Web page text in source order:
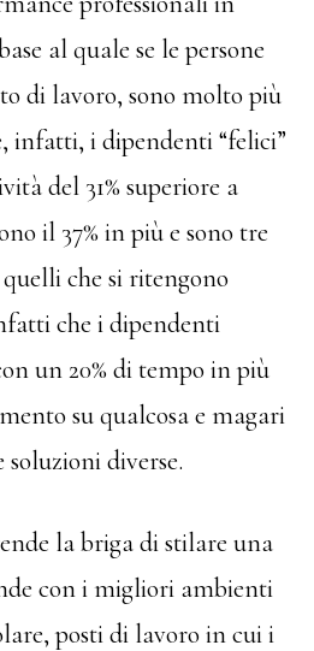
al quale se le persone
di lavoro, sono molto più
infatti, i dipendenti “felici”
del 31% superiore a
il 37% in più e sono tre
che si ritengono
che i dipendenti
un 20% di tempo in più
su qualcosa e magari
soluzioni diverse.
la briga di stilare una
con i migliori ambienti
posti di lavoro in cui i